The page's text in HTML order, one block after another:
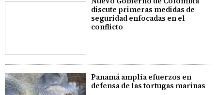
discute primeras medidas de
seguridad enfocadas en el
conflicto
Panamá amplía efuerzos en
defensa de las tortugas marinas